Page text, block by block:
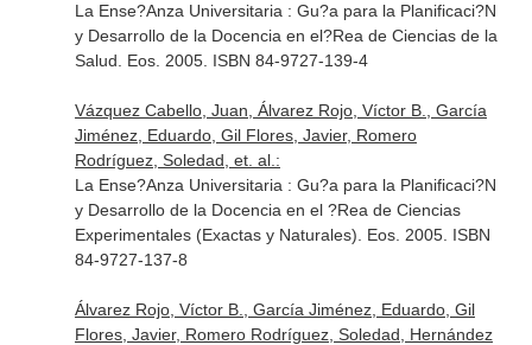
La Ense?Anza Universitaria : Gu?a para la Planificaci?N
y Desarrollo de la Docencia en el?Rea de Ciencias de la
Salud. Eos. 2005. ISBN 84-9727-139-4
Vázquez Cabello, Juan, Álvarez Rojo, Víctor B., García
Jiménez, Eduardo, Gil Flores, Javier, Romero
Rodríguez, Soledad, et. al.:
La Ense?Anza Universitaria : Gu?a para la Planificaci?N
y Desarrollo de la Docencia en el ?Rea de Ciencias
Experimentales (Exactas y Naturales). Eos. 2005. ISBN
84-9727-137-8
Álvarez Rojo, Víctor B., García Jiménez, Eduardo, Gil
Flores, Javier, Romero Rodríguez, Soledad, Hernández